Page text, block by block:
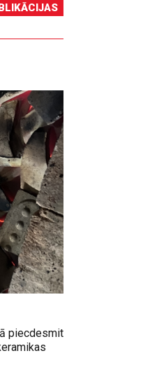
piecdesmit